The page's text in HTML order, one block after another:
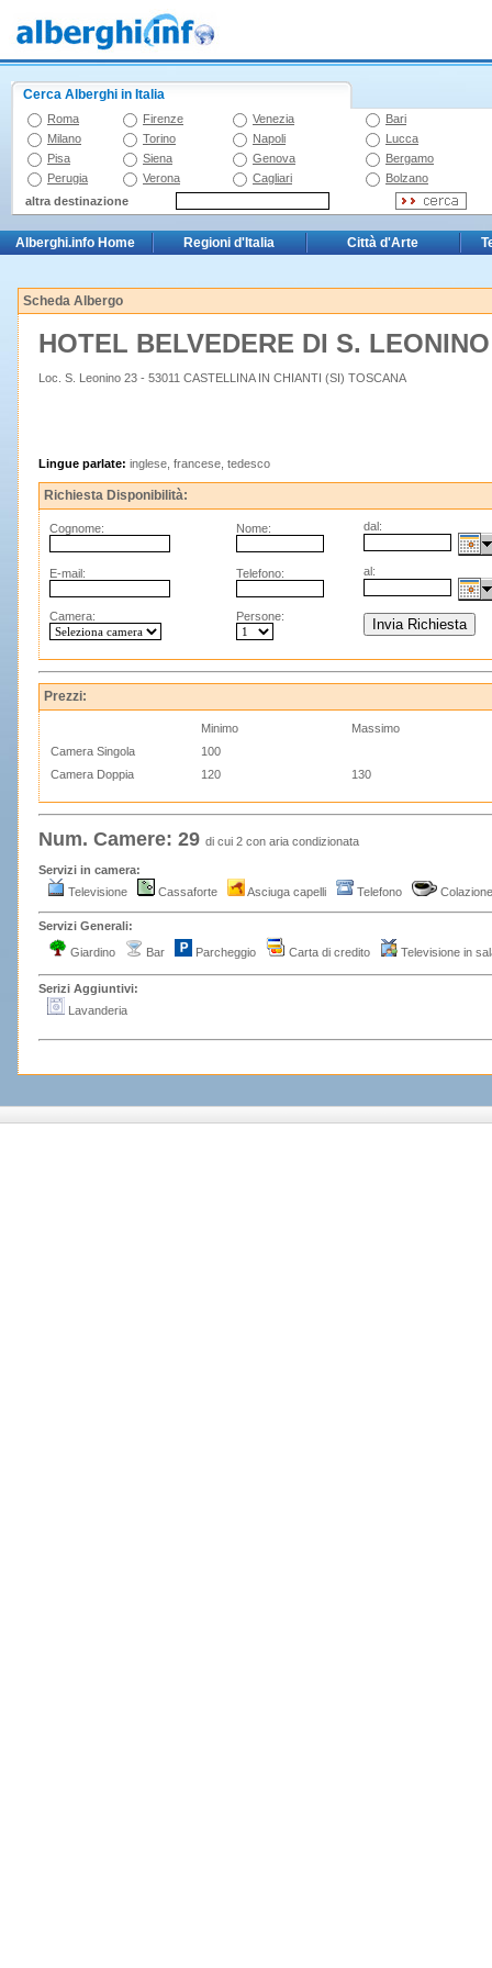
Cerca Alberghi in Italia
Roma Firenze Venezia
Bari
Milano
Torino Napoli
Lucca
Pisa
Siena Genova
Bergamo
Perugia
Verona Cagliari
Bolzano
altra destinazione
Alberghi.info Home Regioni d'Italia Città d'Arte
Scheda Albergo
HOTEL BELVEDERE DI S.
Loc. S. Leonino 23 - 53011 CASTELLINA IN CHIANTI (SI) TOSCANA
Lingue parlate: inglese, francese, tedesco
Richiesta Disponibilità:
Cognome: Nome: dal:
E-mail: Telefono: al:
Camera: Persone:
Prezzi:
Minimo
Massimo
Camera Singola
100
Camera Doppia
120 130
Num. Camere: 29 di cui 2 con aria condizionata
Servizi in camera:
Televisione
Cassaforte Asciuga capelli Telefono Colazione
Servizi Generali:
Giardino
Bar Parcheggio Carta di credito Televisione in
Serizi Aggiuntivi:
Lavanderia